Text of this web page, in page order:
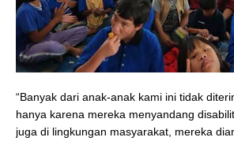
“Banyak dari anak-anak kami ini tidak
hanya karena mereka menyandang
juga di lingkungan masyarakat, mereka